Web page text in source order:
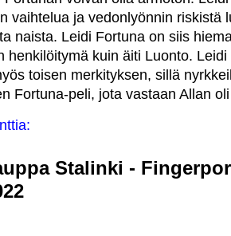
vaihtelua ja vedonlyönnin riskistä
naista. Leidi Fortuna on siis
henkilöitymä kuin äiti Luonto.
toisen merkityksen, sillä
Fortuna-peli, jota vastaan Allan
Stalinki -